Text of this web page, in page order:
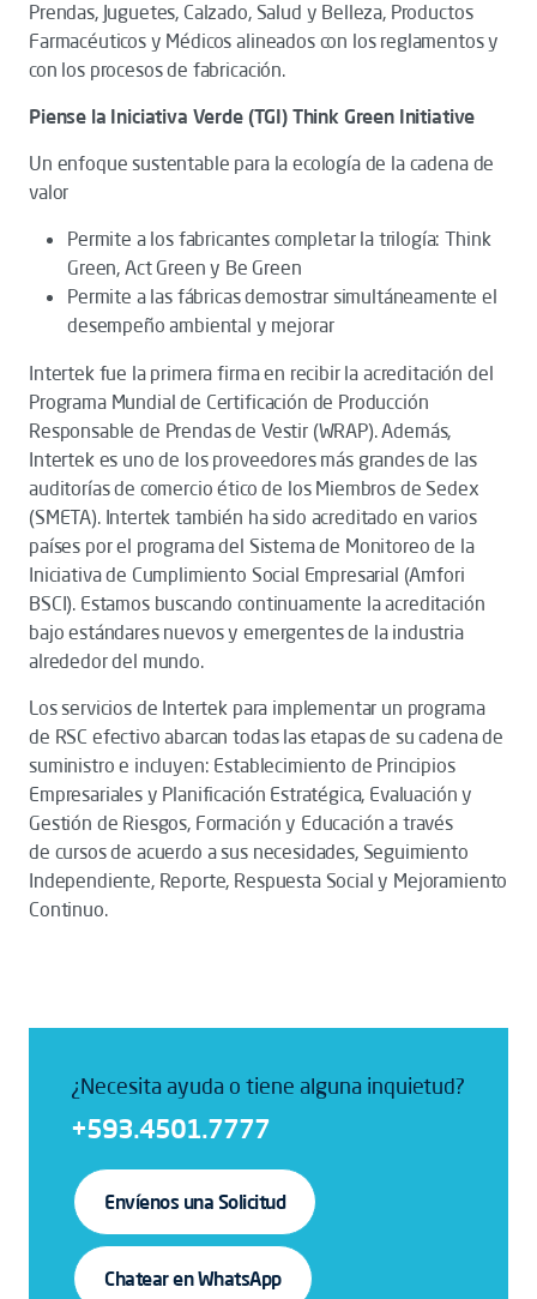
Prendas, Juguetes, Calzado, Salud y Belleza, Productos
Farmacéuticos y Médicos alineados con los reglamentos y
con los procesos de fabricación.
Piense la Iniciativa Verde (TGI) Think Green Initiative
Un enfoque sustentable para la ecología de la cadena de
valor
Permite a los fabricantes completar la trilogía: Think
Green, Act Green y Be Green
Permite a las fábricas demostrar simultáneamente el
desempeño ambiental y mejorar
Intertek fue la primera firma en recibir la acreditación del
Programa Mundial de Certificación de Producción
Responsable de Prendas de Vestir (WRAP). Además,
Intertek es uno de los proveedores más grandes de las
auditorías de comercio ético de los Miembros de Sedex
(SMETA). Intertek también ha sido acreditado en varios
países por el programa del Sistema de Monitoreo de la
Iniciativa de Cumplimiento Social Empresarial (Amfori
BSCI). Estamos buscando continuamente la acreditación
bajo estándares nuevos y emergentes de la industria
alrededor del mundo.
Los servicios de Intertek para implementar un programa
de RSC efectivo abarcan todas las etapas de su cadena de
suministro e incluyen: Establecimiento de Principios
Empresariales y Planificación Estratégica, Evaluación y
Gestión de Riesgos, Formación y Educación a través
de cursosde acuerdo a sus necesidades, Seguimiento
Independiente, Reporte, Respuesta Social y Mejoramiento
Continuo.
¿Necesita ayuda o tiene alguna inquietud?
+593.4501.7777
Envíenos una Solicitud
Chatear en WhatsApp